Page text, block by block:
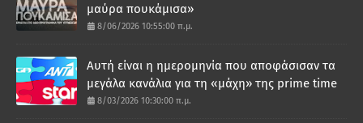
μαύρα πουκάμισα»
8/06/2026 10:55:00 π.μ.
Αυτή είναι η ημερομηνία που αποφάσισαν τα
μεγάλα κανάλια για τη «μάχη» της prime time
8/03/2026 10:30:00 π.μ.